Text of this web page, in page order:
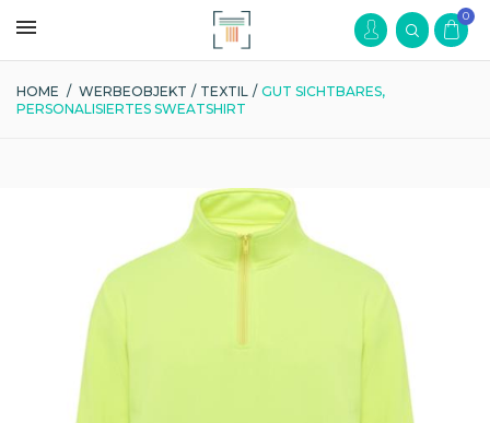
0
HOME / WERBEOBJEKT / TEXTIL / GUT SICHTBARES,
PERSONALISIERTES SWEATSHIRT